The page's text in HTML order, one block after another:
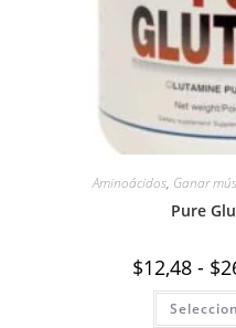
Aminoácidos, Ganar
Pure
$12,48 - $